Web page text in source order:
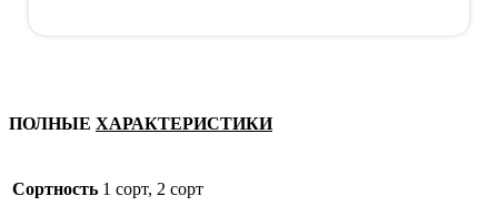
ПОЛНЫЕ ХАРАКТЕРИСТИКИ
Сортность 1 сорт, 2 сорт